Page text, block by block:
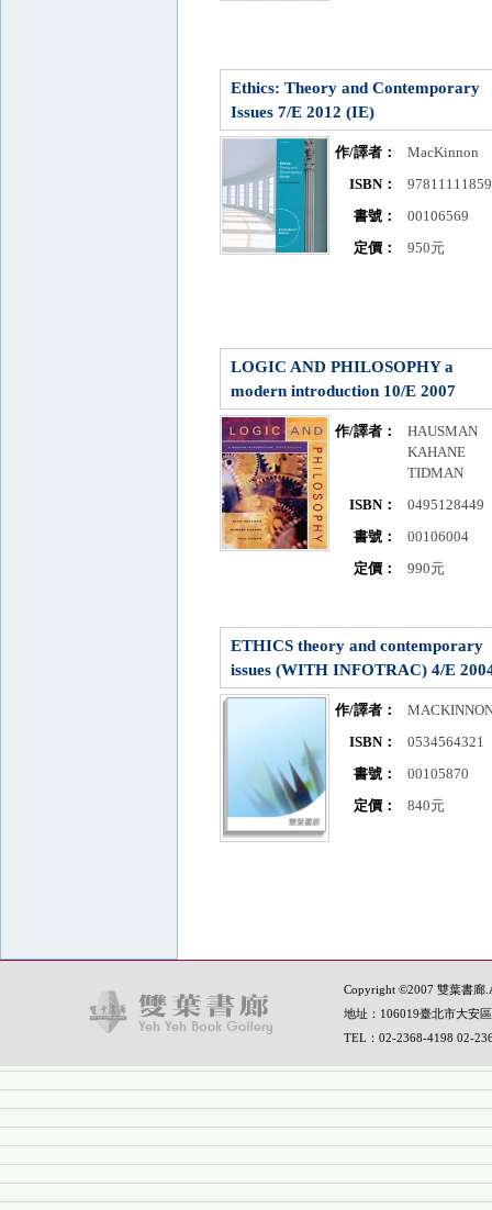
Ethics: Theory and Contemporary
Issues 7/E 2012 (IE)
作/譯者：
MacKinnon
ISBN：
書號：
00106569
定價：
950元
LOGIC AND PHILOSOPHY a
modern introduction 10/E 2007
作/譯者：
HAUSMAN
KAHANE
TIDMAN
ISBN：
0495128449
書號：
00106004
定價：
990元
ETHICS theory and contemporary
issues (WITH INFOTRAC) 4/E
作/譯者：
ISBN：
0534564321
書號：
00105870
定價：
840元
Copyright ©2007 雙葉書廊
地址：106019臺北市大安
TEL：02-2368-4198 02-